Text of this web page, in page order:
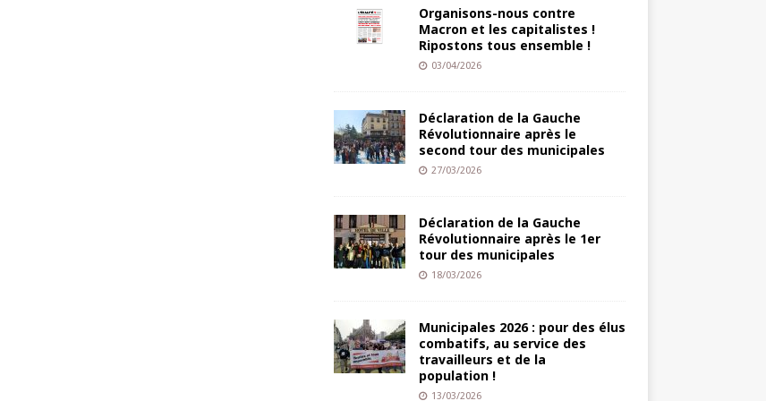
Organisons-nous contre
Macron et les capitalistes !
Ripostons tous ensemble !
03/04/2026
Déclaration de la Gauche
Révolutionnaire après le
second tour des municipales
27/03/2026
Déclaration de la Gauche
Révolutionnaire après le 1er
tour des municipales
18/03/2026
Municipales 2026 : pour des élus
combatifs, au service des
travailleurs et de la
population !
13/03/2026